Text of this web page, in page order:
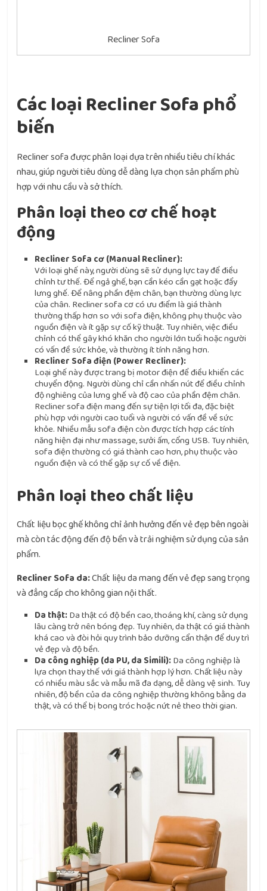
Recliner Sofa
Các loại Recliner Sofa phổ
biến
Recliner sofa được phân loại dựa trên nhiều tiêu chí khác
nhau, giúp người tiêu dùng dễ dàng lựa chọn sản phẩm phù
hợp với nhu cầu và sở thích.
Phân loại theo cơ chế hoạt
động
Recliner Sofa cơ (Manual Recliner):
Với loại ghế này, người dùng sẽ sử dụng lực tay để điều
chỉnh tư thế. Để ngả ghế, bạn cần kéo cần gạt hoặc đẩy
lưng ghế. Để nâng phần đệm chân, bạn thường dùng lực
của chân. Recliner sofa cơ có ưu điểm là giá thành
thường thấp hơn so với sofa điện, không phụ thuộc vào
nguồn điện và ít gặp sự cố kỹ thuật. Tuy nhiên, việc điều
chỉnh có thể gây khó khăn cho người lớn tuổi hoặc người
có vấn đề sức khỏe, và thường ít tính năng hơn.
Recliner Sofa điện (Power Recliner):
Loại ghế này được trang bị motor điện để điều khiển các
chuyển động. Người dùng chỉ cần nhấn nút để điều chỉnh
độ nghiêng của lưng ghế và độ cao của phần đệm chân.
Recliner sofa điện mang đến sự tiện lợi tối đa, đặc biệt
phù hợp với người cao tuổi và người có vấn đề về sức
khỏe. Nhiều mẫu sofa điện còn được tích hợp các tính
năng hiện đại như massage, sưởi ấm, cổng USB. Tuy nhiên,
sofa điện thường có giá thành cao hơn, phụ thuộc vào
nguồn điện và có thể gặp sự cố về điện.
Phân loại theo chất liệu
Chất liệu bọc ghế không chỉ ảnh hưởng đến vẻ đẹp bên ngoài
mà còn tác động đến độ bền và trải nghiệm sử dụng của sản
phẩm.
Recliner Sofa da:Chất liệu da mang đến vẻ đẹp sang trọng
và đẳng cấp cho không gian nội thất.
Da thật:Da thật có độ bền cao, thoáng khí, càng sử dụng
lâu càng trở nên bóng đẹp. Tuy nhiên, da thật có giá thành
khá cao và đòi hỏi quy trình bảo dưỡng cẩn thận để duy trì
vẻ đẹp và độ bền.
Da công nghiệp (da PU, da Simili):Da công nghiệp là
lựa chọn thay thế với giá thành hợp lý hơn. Chất liệu này
có nhiều màu sắc và mẫu mã đa dạng, dễ dàng vệ sinh. Tuy
nhiên, độ bền của da công nghiệp thường không bằng da
thật, và có thể bị bong tróc hoặc nứt nẻ theo thời gian.